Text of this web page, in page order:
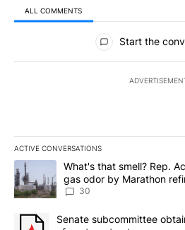
ALL COMMENTS
All Comments
Start the
ACTIVE CONVERSATIONS
The following is a list of the most
A trending article titled "What's that
What's that smell? Rep.
gas odor by Marathon
30
A trending article titled "Senate
Senate subcommittee